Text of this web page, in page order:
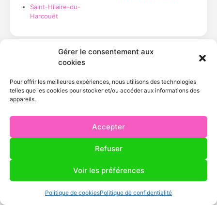
Gérer le consentement aux
cookies
Pour offrir les meilleures expériences, nous utilisons des technologies
telles que les cookies pour stocker et/ou accéder aux informations des
appareils.
Accepter
Refuser
Voir les préférences
Politique de cookiesPolitique de confidentialité
Saint-Hilaire-du-
Harcouët
Zone couverte
Rayon 50 km autour de Tirepied-sur-Sée
FAQ — Climatisation
multisplit à Villedieu-les-
Poêles